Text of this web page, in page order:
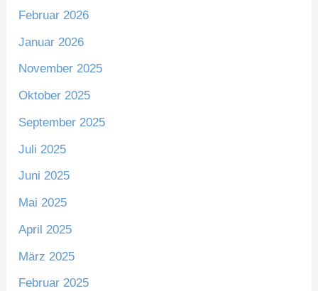
Februar 2026
Januar 2026
November 2025
Oktober 2025
September 2025
Juli 2025
Juni 2025
Mai 2025
April 2025
März 2025
Februar 2025